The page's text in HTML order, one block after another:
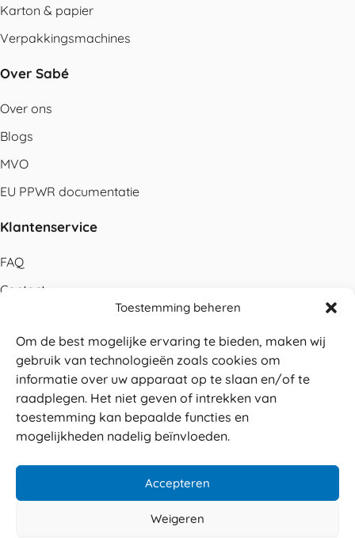
Toestemming beheren
Om de best mogelijke ervaring te bieden, maken wij
gebruik van technologieën zoals cookies om
informatie over uw apparaat op te slaan en/of te
raadplegen. Het niet geven of intrekken van
toestemming kan bepaalde functies en
mogelijkheden nadelig beïnvloeden.
Accepteren
Weigeren
Karton & papier
Verpakkingsmachines
Over Sabé
Over ons
Blogs
MVO
EU PPWR documentatie
Klantenservice
FAQ
Contact
Betalen
Levering
Retouren
Service en garantie
Veilig betalen